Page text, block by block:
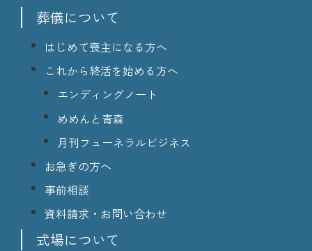
葬儀について
はじめて喪主になる方へ
これから終活を始める方へ
エンディングノート
めめんと青森
月刊フューネラルビジネス
お急ぎの方へ
事前相談
資料請求・お問い合わせ
式場について